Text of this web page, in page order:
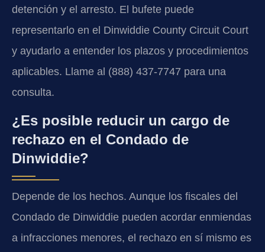
detención y el arresto. El bufete puede
representarlo en el Dinwiddie County Circuit Court
y ayudarlo a entender los plazos y procedimientos
aplicables. Llame al (888) 437-7747 para una
consulta.
¿Es posible reducir un cargo de
rechazo en el Condado de
Dinwiddie?
Depende de los hechos. Aunque los fiscales del
Condado de Dinwiddie pueden acordar enmiendas
a infracciones menores, el rechazo en sí mismo es